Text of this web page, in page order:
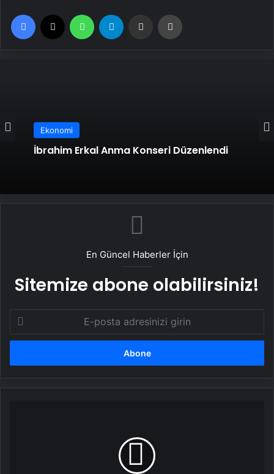
Facebook WhatsApp Email'den paylaş
Ekonomi
İbrahim Erkal Anma Konseri Düzenlendi
En Güncel Haberler İçin
Sitemize abone olabilirsiniz!
posta
adresinizi